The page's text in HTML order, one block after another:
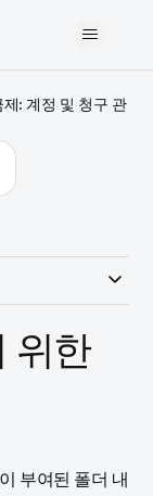
: 계정 및 청구 관
위한
부여된 폴더 내